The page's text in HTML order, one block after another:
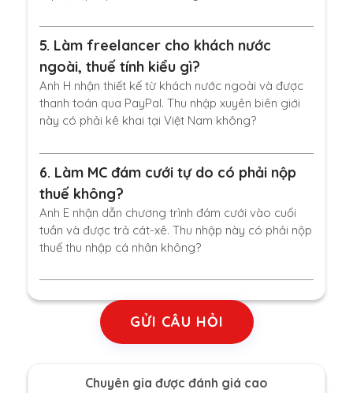
5. Làm freelancer cho khách nước
ngoài, thuế tính kiểu gì?
Anh H nhận thiết kế từ khách nước ngoài và được
thanh toán qua PayPal. Thu nhập xuyên biên giới
này có phải kê khai tại Việt Nam không?
6. Làm MC đám cưới tự do có phải nộp
thuế không?
Anh E nhận dẫn chương trình đám cưới vào cuối
tuần và được trả cát-xê. Thu nhập này có phải nộp
thuế thu nhập cá nhân không?
GỬI CÂU HỎI
Chuyên gia được đánh giá cao